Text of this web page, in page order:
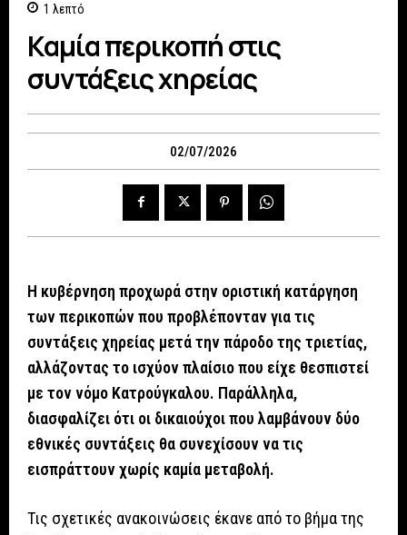
1 λεπτό
Καμία περικοπή στις
συντάξεις χηρείας
02/07/2026
Η κυβέρνηση προχωρά στην οριστική κατάργηση
των περικοπών που προβλέπονταν για τις
συντάξεις χηρείας μετά την πάροδο της τριετίας,
αλλάζοντας το ισχύον πλαίσιο που είχε θεσπιστεί
με τον νόμο Κατρούγκαλου. Παράλληλα,
διασφαλίζει ότι οι δικαιούχοι που λαμβάνουν δύο
εθνικές συντάξεις θα συνεχίσουν να τις
εισπράττουν χωρίς καμία μεταβολή.
Τις σχετικές ανακοινώσεις έκανε από το βήμα της